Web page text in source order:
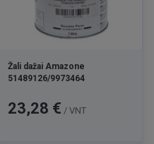
Žali dažai Amazone
51489126/9973464
Kaina
23,28 € / VNT